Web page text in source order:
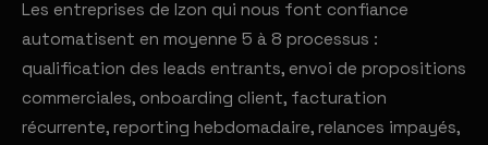
Les entreprises de Izon qui nous font confiance
automatisent en moyenne 5 à 8 processus :
qualification des leads entrants, envoi de propositions
commerciales, onboarding client, facturation
récurrente, reporting hebdomadaire, relances impayés,